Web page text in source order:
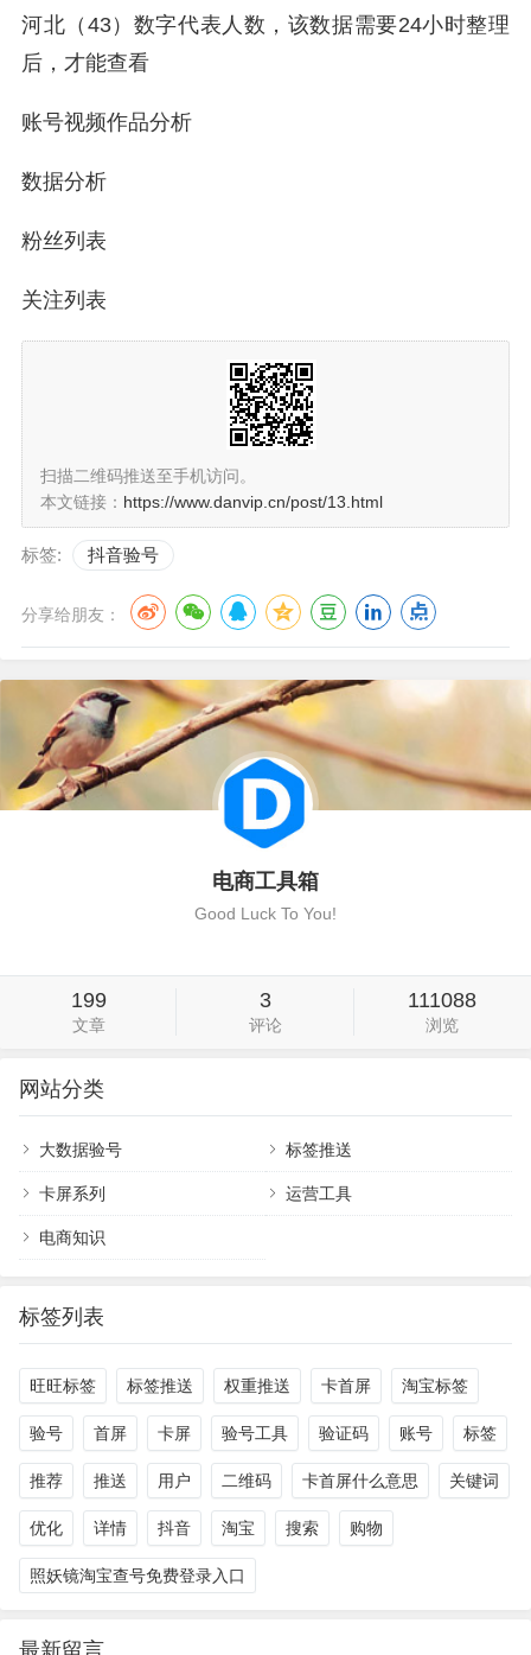
河北（43）数字代表人数，该数据需要24小时整理
后，才能查看
账号视频作品分析
数据分析
粉丝列表
关注列表
扫描二维码推送至手机访问。
本文链接： https://www.danvip.cn/post/13.html
标签: 抖音验号
分享给朋友：
电商工具箱
Good Luck To You!
199
文章
3
评论
111088
浏览
网站分类
大数据验号 标签推送
卡屏系列 运营工具
电商知识
标签列表
旺旺标签 标签推送 权重推送 卡首屏 淘宝标签
验号 首屏 卡屏 验号工具 验证码 账号 标签
推荐 推送 用户 二维码 卡首屏什么意思 关键词
优化 详情 抖音 淘宝 搜索 购物
照妖镜淘宝查号免费登录入口
最新留言